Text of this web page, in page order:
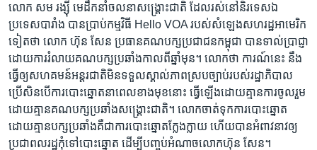
លោក​ ​សម រង្ស៊ី​ មេដឹកនាំ​ចលនា​សង្គ្រោះជាតិ​ ​ដែល​រស់នៅ​និរទេស​ឯ​
ប្រទេស​បារាំង​ ​បាន​ប្រាប់កម្មវិធី​ ​Hello VOA​ ​របស់​សំឡេង​សហរដ្ឋ​អាមេរិក​
ទៀត​ថា​ ​លោក​ ​ហ៊ុន សែន​ ​ប្រធាន​គណបក្ស​ប្រជា​ជន​កម្ពុជា បាន​ទាល់​ប្រាជ្ញា​
​ដោយ​ការ​រំលាយ​គណបក្ស​ប្រឆាំង​កាលពី​ឆ្នាំ​មុន។​ ​លោក​ថា​ ​ការណ៍​នេះ​ នឹង​
ធ្វើ​ឲ្យ​សហគមន៍​អន្តរជាតិ​មិនទទួល​ស្គាល់​ភាពស្រប​ច្បាប់​របស់​រដ្ឋាភិបាល​
ប្រើ​សិនបើ​ការ​បោះ​ឆ្នោត​នា​ពេល​ខាង​មុខ​នោះ​ ធ្វើ​ឡើង​ដោយគ្មាន​ការ​ចូលរួម​
ដោយ​គ្មាន​គណបក្ស​ប្រឆាំង​សង្គ្រោះជាតិ។​ ​លោក​ចាត់​ទុក​ការ​បោះឆ្នោត​ ​
ដោយ​គ្មាន​បក្ស​ប្រឆាំង​គឺ​ជា​ការបោះឆ្នោត​ក្លែង​ក្លាយ​ ហើយ​បាន​អំពាវនាវ​ឲ្យ​
ប្រជាពលរដ្ឋ​កុំទៅបោះឆ្នោត​ ដើម្បី​បញ្ចប់​អំណាច​លោក​ហ៊ុន សែន។